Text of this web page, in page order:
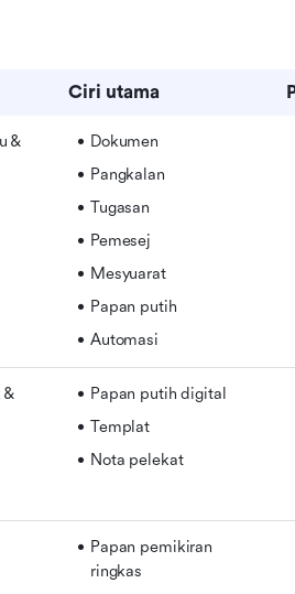
Ciri utama
&
Dokumen
Pangkalan
Tugasan
Pemesej
Mesyuarat
Papan putih
Automasi
&
Papan putih digital
Templat
Nota pelekat
Papan pemikiran
ringkas